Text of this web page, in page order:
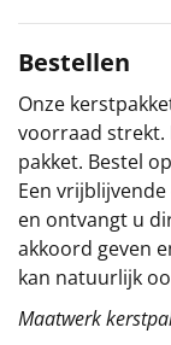
Per stuk
Alle overige
Bestellen
Onze
voorraad strekt.
pakket. Bestel
Een
en ontvangt u
akkoord geven
kan natuurlijk
Maatwerk